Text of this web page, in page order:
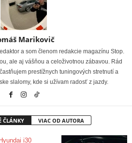
Marikovič
a som členom redakcie magazínu Stop.
ale aj vášňou a celoživotnou zábavou. Rád
prestížnych tuningových stretnutí a
slalomy, kde si užívam radosť z jazdy.
ČLÁNKY VIAC OD AUTORA